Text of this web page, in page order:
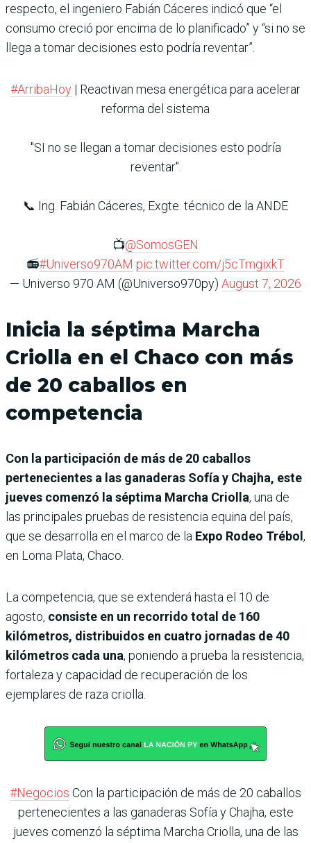
respecto, el ingeniero Fabián Cáceres indicó que “el
consumo creció por encima de lo planificado” y “si no se
llega a tomar decisiones esto podría reventar”.
#ArribaHoy | Reactivan mesa energética para acelerar
reforma del sistema
"SI no se llegan a tomar decisiones esto podría
reventar".
📞 Ing. Fabián Cáceres, Exgte. técnico de la ANDE
📺@SomosGEN
📻#Universo970AM pic.twitter.com/j5cTmgixkT
— Universo 970 AM (@Universo970py) August 7, 2026
Inicia la séptima Marcha
Criolla en el Chaco con más
de 20 caballos en
competencia
Con la participación de más de 20 caballos
pertenecientes a las ganaderas Sofía y Chajha, este
jueves comenzó la séptima Marcha Criolla, una de
las principales pruebas de resistencia equina del país,
que se desarrolla en el marco de la Expo Rodeo Trébol,
en Loma Plata, Chaco.
La competencia, que se extenderá hasta el 10 de
agosto, consiste en un recorrido total de 160
kilómetros, distribuidos en cuatro jornadas de 40
kilómetros cada una, poniendo a prueba la resistencia,
fortaleza y capacidad de recuperación de los
ejemplares de raza criolla.
#Negocios Con la participación de más de 20 caballos
pertenecientes a las ganaderas Sofía y Chajha, este
jueves comenzó la séptima Marcha Criolla, una de las